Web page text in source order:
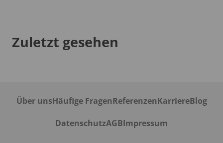
Zuletzt gesehen
Über unsHäufige FragenReferenzenKarriereBlog
DatenschutzAGBImpressum